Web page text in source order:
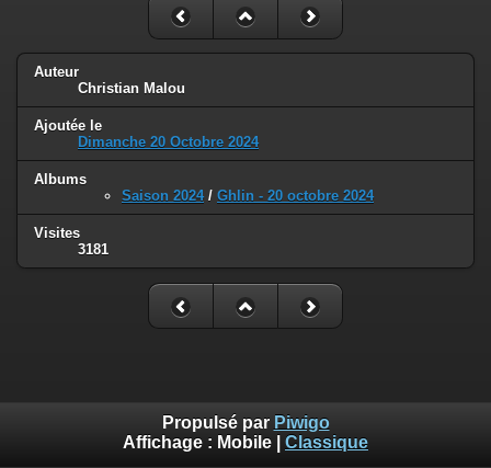
Auteur
Christian Malou
Ajoutée le
Dimanche 20 Octobre 2024
Albums
Saison 2024/ Ghlin - 20 octobre 2024
Visites
3181
Propulsé par Piwigo
Affichage : Mobile Classique